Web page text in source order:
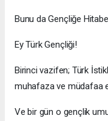
Bunu da Gençliğe
Ey Türk Gençliği!
Birinci vazifen; Türk
muhafaza ve müdafaa
Ve bir gün o gençlik